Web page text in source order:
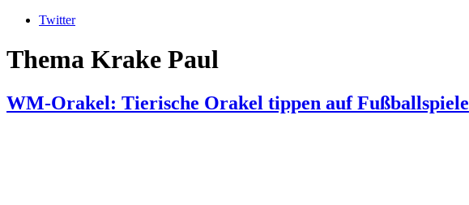
Twitter
Thema Krake Paul
WM-Orakel: Tierische Orakel tippen auf Fußballspiele